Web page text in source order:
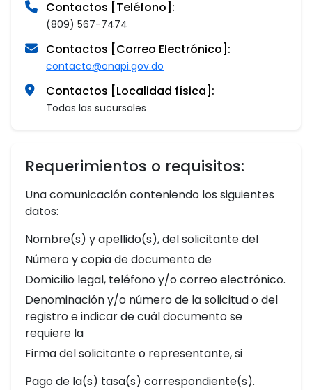
Contactos [Teléfono]:
(809) 567-7474
Contactos [Correo Electrónico]:
contacto@onapi.gov.do
Contactos [Localidad física]:
Todas las sucursales
Requerimientos o requisitos:
Una comunicación conteniendo los siguientes
datos:
Nombre(s) y apellido(s), del solicitante del
Número y copia de documento de
Domicilio legal, teléfono y/o correo electrónico.
Denominación y/o número de la solicitud o del
registro e indicar de cuál documento se
requiere la
Firma del solicitante o representante, si
Pago de la(s) tasa(s) correspondiente(s).